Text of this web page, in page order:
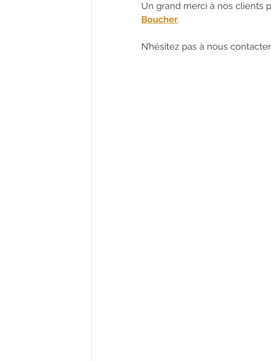
Un grand merci à nos clients
Boucher.
N’hésitez pas à nous